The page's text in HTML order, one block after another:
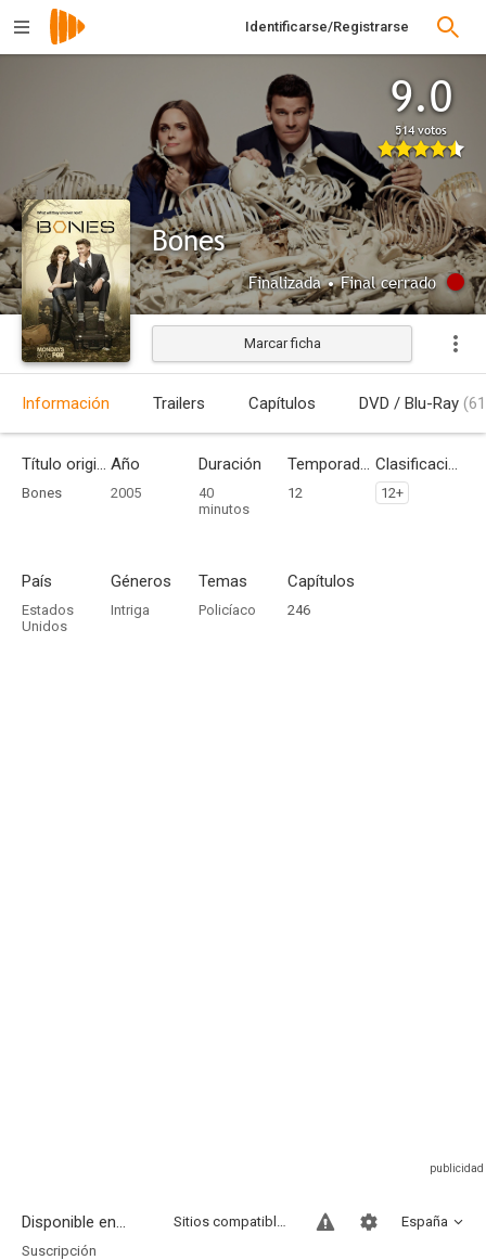
Identificarse/Registrarse
9.0
514 votos
Bones
Finalizada • Final cerrado
Marcar ficha
Información Trailers Capítulos DVD / Blu-Ray
Título original
Bones
Año
2005
Duración
40
minutos
Temporadas
12
Clasificación por edades
12+
País
Estados
Unidos
Géneros
Intriga
Temas
Policíaco
Capítulos
246
Disponible en... España
Sitios compatibles
Suscripción